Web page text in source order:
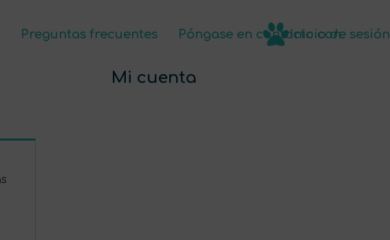
Preguntas frecuentes Póngase en contacto con
Inicio de sesión
cuenta Preguntas frecuentes
Mi cuenta